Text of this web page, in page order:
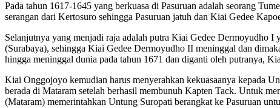
Pada tahun 1617-1645 yang berkuasa di Pasuruan adalah seorang
serangan dari Kertosuro sehingga Pasuruan jatuh dan Kiai Gedee
Selanjutnya yang menjadi raja adalah putra Kiai Gedee Dermoyudho
(Surabaya), sehingga Kiai Gedee Dermoyudho II meninggal dan
hingga meninggal dunia pada tahun 1671 dan diganti oleh putranya,
Kiai Onggojoyo kemudian harus menyerahkan kekuasaanya kepada
berada di Mataram setelah berhasil membunuh Kapten Tack. Untuk
(Mataram) memerintahkan Untung Suropati berangkat ke Pasuruan